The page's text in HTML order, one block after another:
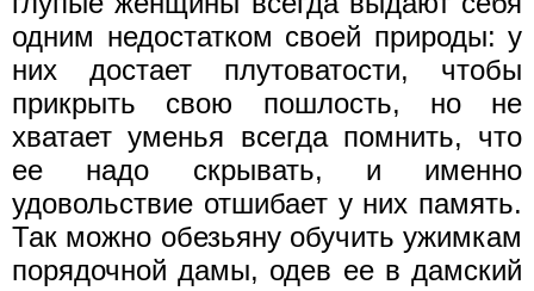
одним недостатком своей природы: у
них достает плутоватости, чтобы
прикрыть свою пошлость, но не
хватает уменья всегда помнить, что
ее надо скрывать, и именно
удовольствие отшибает у них память.
Так можно обезьяну обучить ужимкам
порядочной дамы, одев ее в дамский